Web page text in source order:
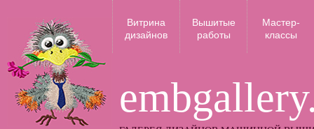
Витрина
дизайнов
Вышитые
работы
Мастер-
классы